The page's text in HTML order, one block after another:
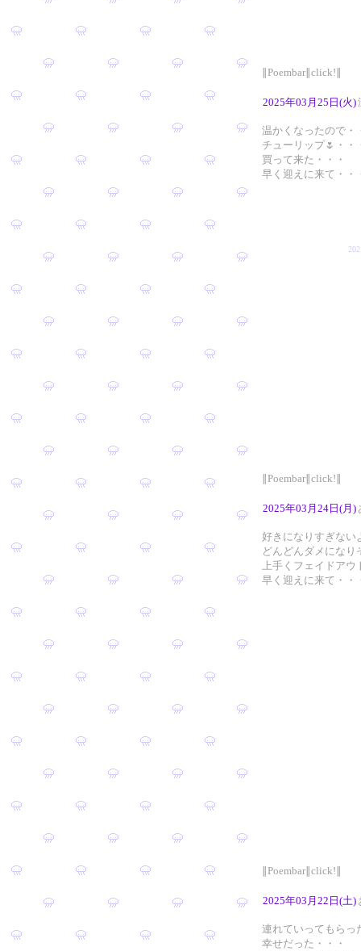
∥Poembar∥click!∥
2025年03月25日(火)
温かくなったので・
チューリップ🌷・・
買って来た・・・
早く迎えに来て・・
∥Poembar∥click!∥
2025年03月24日(月)
好きになりすぎない
どんどんダメになり
上手くフェイドアウ
早く迎えに来て・・
∥Poembar∥click!∥
2025年03月22日(土)
連れていってもらっ
幸せだった・・・